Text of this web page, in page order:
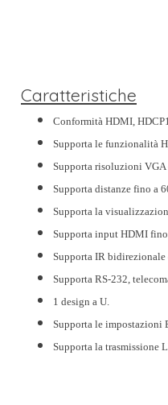
Caratteristiche
Conformità HDMI,
Supporta le funzionalità
Supporta risoluzioni
Supporta distanze fino a
Supporta la
Supporta input HDMI
Supporta IR
Supporta RS-232,
1 design a U.
Supporta le impostazioni
Supporta la trasmissione